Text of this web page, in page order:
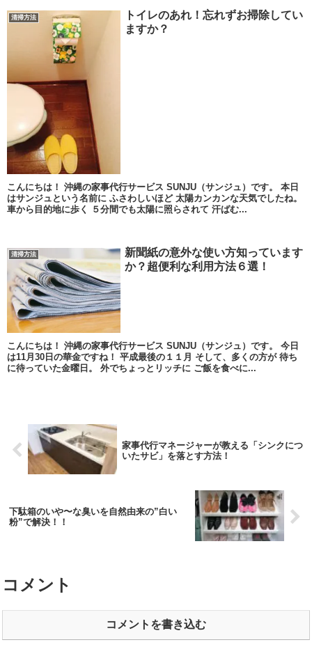
清掃方法
トイレのあれ！忘れずお掃除してい
ますか？
こんにちは！ 沖縄の家事代行サービス SUNJU（サンジュ）です。 本日
はサンジュという名前に ふさわしいほど 太陽カンカンな天気でしたね。
車から目的地に歩く ５分間でも太陽に照らされて 汗ばむ...
清掃方法
新聞紙の意外な使い方知っています
か？超便利な利用方法６選！
こんにちは！ 沖縄の家事代行サービス SUNJU（サンジュ）です。 今日
は11月30日の華金ですね！ 平成最後の１１月 そして、多くの方が 待ち
に待っていた金曜日。 外でちょっとリッチに ご飯を食べに...
家事代行マネージャーが教える「シンクにつ
いたサビ」を落とす方法！
下駄箱のいや〜な臭いを自然由来の”白い
粉”で解決！！
コメント
コメントを書き込む